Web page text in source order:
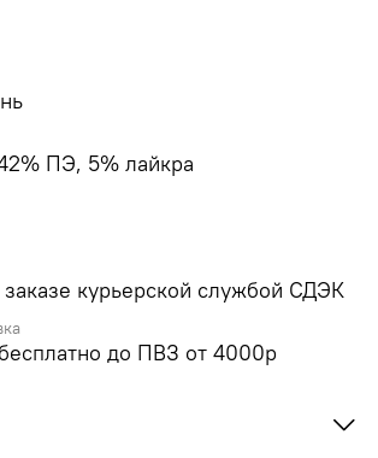
ПЭ, 5% лайкра
курьерской службой СДЭК
до ПВЗ от 4000р